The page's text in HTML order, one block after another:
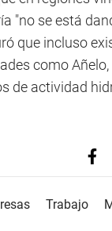
"no se está
que incluso
como Añelo,
de actividad
Trabajo